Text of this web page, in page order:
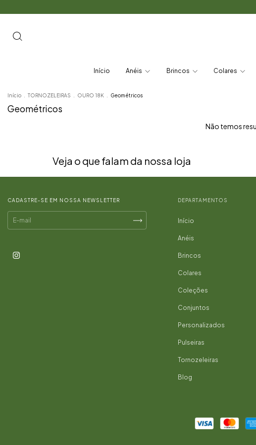
Início Anéis Brincos Colares
Início TORNOZELEIRAS OURO 18K Geométricos
Geométricos
Não temos
Veja o que falam da nossa loja
CADASTRE-SE EM NOSSA NEWSLETTER DEPARTAMENTOS
Início
Anéis
Brincos
Colares
Coleções
Conjuntos
Personalizados
Pulseiras
Tornozeleiras
Blog